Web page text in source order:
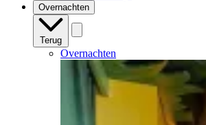
Overnachten
Terug
Overnachten